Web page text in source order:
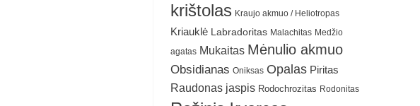
krištolas Kraujo akmuo / Heliotropas
Kriauklė Labradoritas Malachitas Medžio
agatas Mukaitas Mėnulio akmuo
Obsidianas Oniksas Opalas Piritas
Raudonas jaspis Rodochrozitas Rodonitas